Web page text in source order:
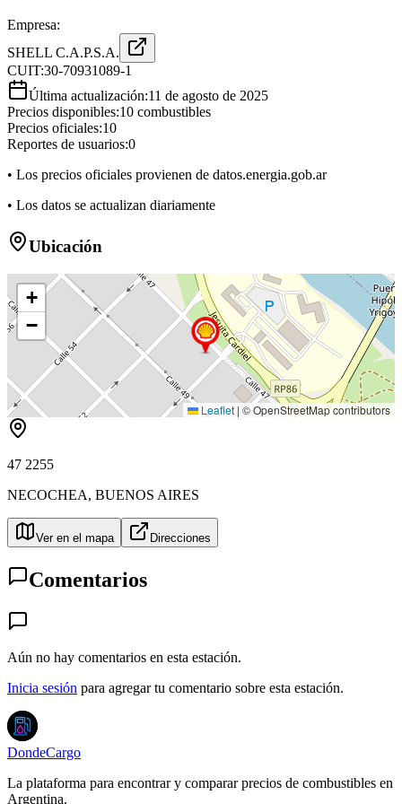
Empresa:
SHELL C.A.P.S.A.
CUIT:30-70931089-1
Última actualización:11 de agosto de 2025
Precios disponibles:10 combustibles
Precios oficiales:10
Reportes de usuarios:0
• Los precios oficiales provienen de datos.energia.gob.ar
• Los datos se actualizan diariamente
Ubicación
+
−
Leaflet | © OpenStreetMap contributors
47 2255
NECOCHEA, BUENOS AIRES
Ver en el mapa Direcciones
Comentarios
Aún no hay comentarios en esta estación.
Inicia sesión para agregar tu comentario sobre esta estación.
DondeCargo
La plataforma para encontrar y comparar precios de combustibles en
Argentina.